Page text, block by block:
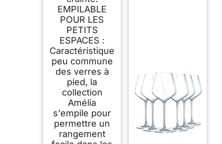
EMPILABLE
POUR LES
PETITS
ESPACES :
Caractéristique
peu commune
des verres à
pied, la
collection
Amélia
s'empile pour
permettre un
rangement